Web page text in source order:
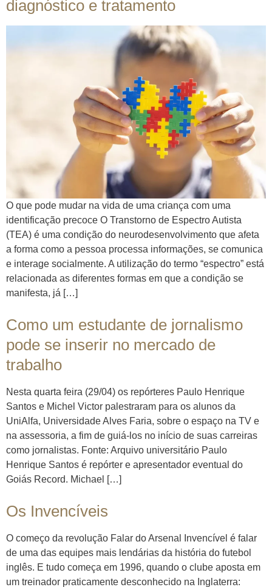
diagnóstico e tratamento
O que pode mudar na vida de uma criança com uma
identificação precoce O Transtorno de Espectro Autista
(TEA) é uma condição do neurodesenvolvimento que afeta
a forma como a pessoa processa informações, se comunica
e interage socialmente. A utilização do termo “espectro” está
relacionada as diferentes formas em que a condição se
manifesta, já […]
Como um estudante de jornalismo
pode se inserir no mercado de
trabalho
Nesta quarta feira (29/04) os repórteres Paulo Henrique
Santos e Michel Victor palestraram para os alunos da
UniAlfa, Universidade Alves Faria, sobre o espaço na TV e
na assessoria, a fim de guiá-los no início de suas carreiras
como jornalistas. Fonte: Arquivo universitário Paulo
Henrique Santos é repórter e apresentador eventual do
Goiás Record. Michael […]
Os Invencíveis
O começo da revolução Falar do Arsenal Invencível é falar
de uma das equipes mais lendárias da história do futebol
inglês. E tudo começa em 1996, quando o clube aposta em
um treinador praticamente desconhecido na Inglaterra: